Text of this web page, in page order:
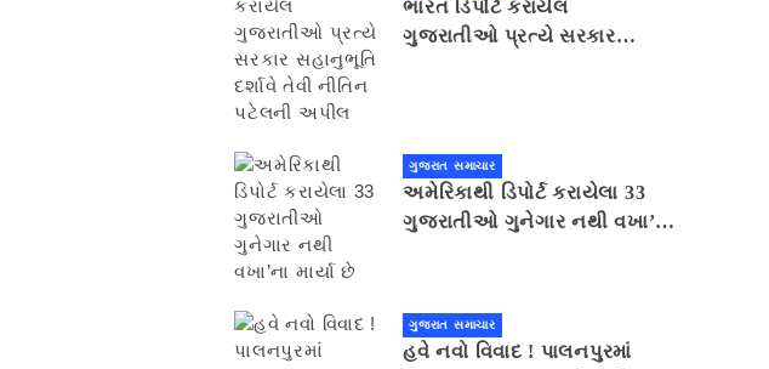
ભારત ડિપોર્ટ કરાયેલ
ગુજરાતીઓ પ્રત્યે સરકાર
ગુજરાત સમાચાર
અમેરિકાથી ડિપોર્ટ કરાયેલા 33
ગુજરાતીઓ ગુનેગાર નથી વખા’ના
ગુજરાત સમાચાર
હવે નવો વિવાદ ! પાલનપુરમાં